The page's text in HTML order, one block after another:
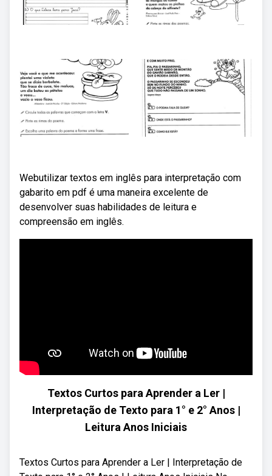
Webutilizar textos em inglês para interpretação com
gabarito em pdf é uma maneira excelente de
desenvolver suas habilidades de leitura e
compreensão em inglês.
Textos Curtos para Aprender a Ler |
Interpretação de Texto para 1° e 2° Anos |
Leitura Anos Iniciais
Textos Curtos para Aprender a Ler | Interpretação de